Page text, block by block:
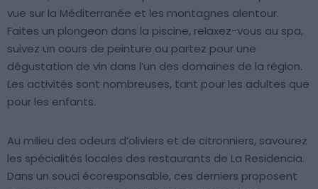
vue sur la Méditerranée et les montagnes alentour.
Faites un plongeon dans la piscine, relaxez-vous au spa,
suivez un cours de peinture ou partez pour une
dégustation de vin dans l’un des domaines de la région.
Les activités sont nombreuses, tant pour les adultes que
pour les enfants.
Au milieu des odeurs d’oliviers et de citronniers, savourez
les spécialités locales des restaurants de La Residencia.
Dans un souci écoresponsable, ces derniers proposent